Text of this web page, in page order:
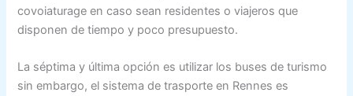
covoiaturage en caso sean residentes o viajeros que
disponen de tiempo y poco presupuesto.
La séptima y última opción es utilizar los buses de turismo
sin embargo, el sistema de trasporte en Rennes es